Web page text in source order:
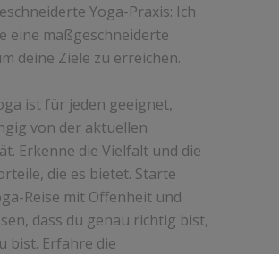
Yoga-Praxis: Ich
eine maßgeschneiderte
deine Ziele zu erreichen.
ist für jeden geeignet,
von der aktuellen
Erkenne die Vielfalt und die
die es bietet. Starte
Reise mit Offenheit und
dass du genau richtig bist,
bist. Erfahre die